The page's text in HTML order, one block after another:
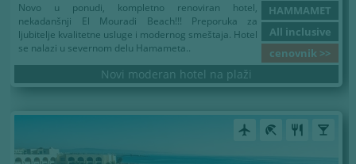
HAMMAMET
All inclusive
cenovnik >>
Novo u ponudi, kompletno renoviran hotel,
nekadanšnji El Mouradi Beach!!! Preporuka za
ljubitelje kvalitetne usluge i modernog smeštaja. Hotel
se nalazi u severnom delu Hamameta..
Novi moderan hotel na plaži
airplanemode_active beach_access restaurant local_bar